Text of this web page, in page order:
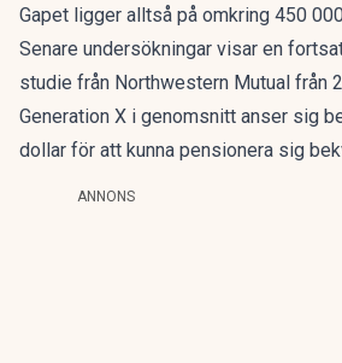
Gapet ligger alltså på omkring 450
Senare undersökningar visar en
studie från Northwestern Mutual från
Generation X i genomsnitt anser sig
dollar för att kunna pensionera sig
ANNONS